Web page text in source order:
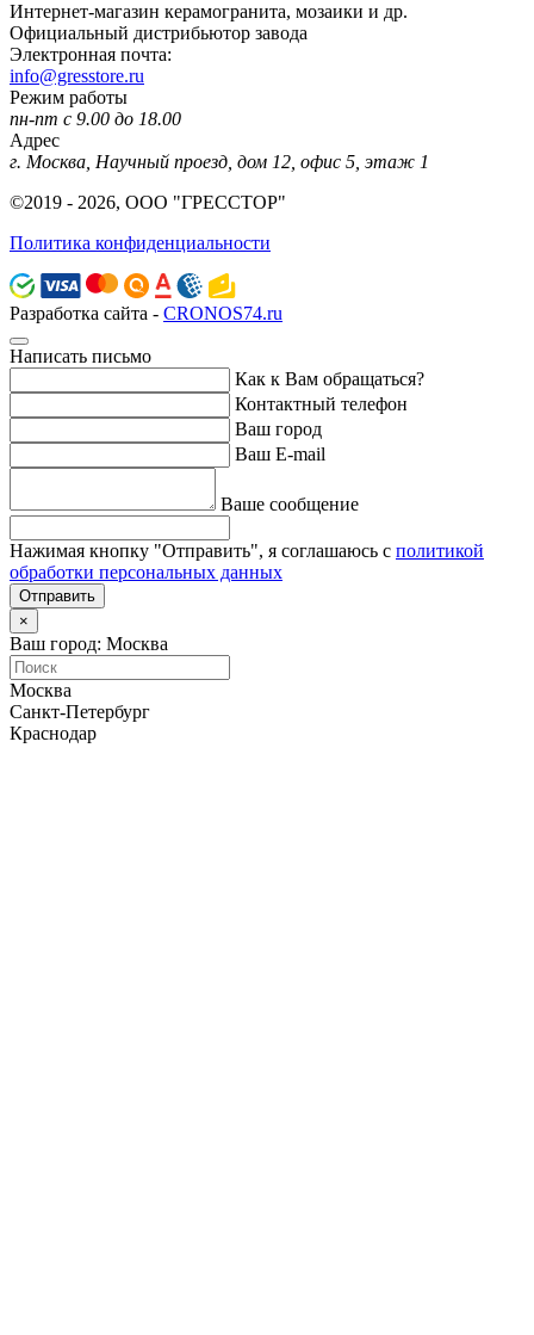
Интернет-магазин керамогранита, мозаики и др.
Официальный дистрибьютор завода
Электронная почта:
info@gresstore.ru
Режим работы
пн-пт с 9.00 до 18.00
Адрес
г. Москва, Научный проезд, дом 12, офис 5, этаж 1
©2019 - 2026, ООО "ГРЕССТОР"
Политика конфиденциальности
Разработка сайта - CRONOS74.ru
Написать письмо
Как к Вам обращаться?
Контактный телефон
Ваш город
Ваш E-mail
Ваше сообщение
Нажимая кнопку "Отправить", я соглашаюсь с политикой
обработки персональных данных
Отправить
×
Ваш город: Москва
Москва
Санкт-Петербург
Краснодар